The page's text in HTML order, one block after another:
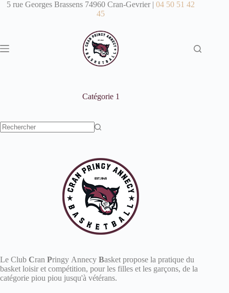
Passer
5 rue Georges Brassens 74960 Cran-Gevrier |04 50 51 42
45
Catégorie1
Le Club Cran Pringy Annecy Basket propose la pratique du
basket loisir et compétition, pour les filles et les garçons, de la
catégorie piou piou jusqu'à vétérans.